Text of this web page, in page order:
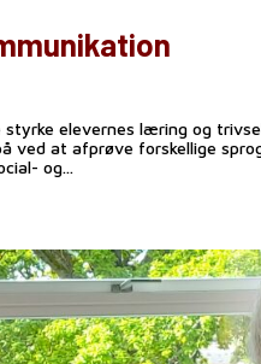
elevernes læring og
ved at afprøve forskellige
og...